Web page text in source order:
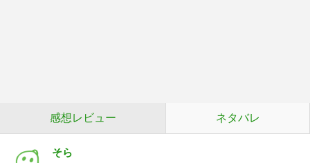
感想レビュー ネタバレ
そら